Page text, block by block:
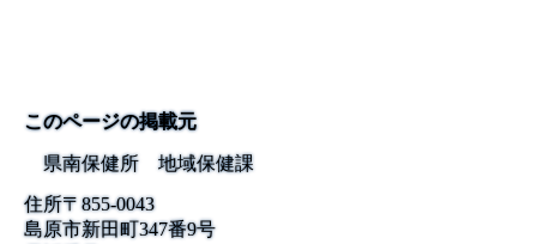
このページの掲載元
県南保健所 地域保健課
住所〒855-0043
島原市新田町347番9号